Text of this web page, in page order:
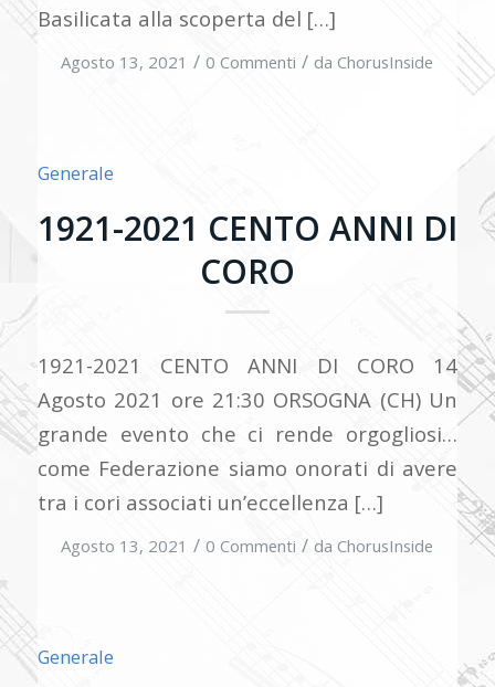
Basilicata alla scoperta del […]
Agosto 13, 2021 / 0 Commenti / da ChorusInside
Generale
1921-2021 CENTO ANNI DI
CORO
1921-2021 CENTO ANNI DI CORO 14
Agosto 2021 ore 21:30 ORSOGNA (CH) Un
grande evento che ci rende orgogliosi…
come Federazione siamo onorati di avere
tra i cori associati un’eccellenza […]
Agosto 13, 2021 / 0 Commenti / da ChorusInside
Generale